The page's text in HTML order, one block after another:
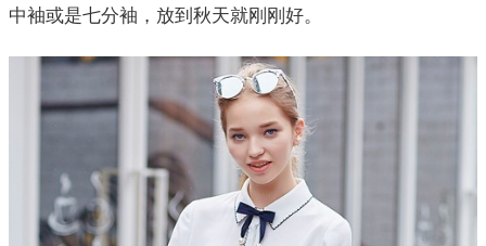
中袖或是七分袖，放到秋天就刚刚好。